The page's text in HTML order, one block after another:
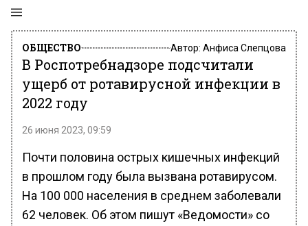
ОБЩЕСТВО Автор: Анфиса Слепцова
В Роспотребнадзоре подсчитали
ущерб от ротавирусной инфекции в
2022 году
26 июня 2023, 09:59
Почти половина острых кишечных инфекций
в прошлом году была вызвана ротавирусом.
На 100 000 населения в среднем заболевали
62 человек. Об этом пишут «Ведомости» со